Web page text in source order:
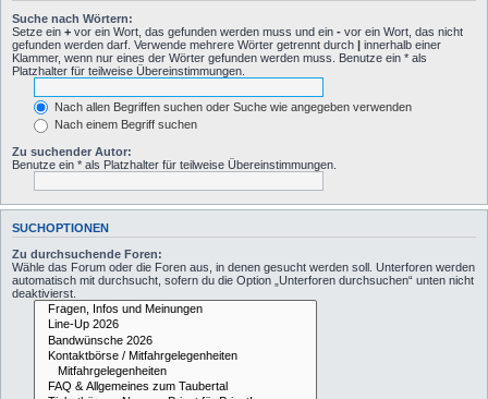
Suche nach Wörtern:
Setze ein + vor ein Wort, das gefunden werden muss und ein - vor ein Wort, das nicht
gefunden werden darf. Verwende mehrere Wörter getrennt durch | innerhalb einer
Klammer, wenn nur eines der Wörter gefunden werden muss. Benutze ein * als
Platzhalter für teilweise Übereinstimmungen.
Nach allen Begriffen suchen oder Suche wie angegeben verwenden
Nach einem Begriff suchen
Zu suchender Autor:
Benutze ein * als Platzhalter für teilweise Übereinstimmungen.
SUCHOPTIONEN
Zu durchsuchende Foren:
Wähle das Forum oder die Foren aus, in denen gesucht werden soll. Unterforen werden
automatisch mit durchsucht, sofern du die Option „Unterforen durchsuchen“ unten nicht
deaktivierst.